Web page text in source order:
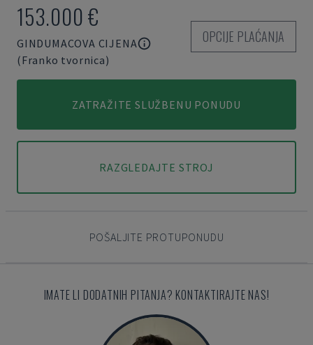
153.000 €
GINDUMACOVA CIJENA
(Franko tvornica)
OPCIJE PLAĆANJA
ZATRAŽITE SLUŽBENU PONUDU
RAZGLEDAJTE STROJ
POŠALJITE PROTUPONUDU
IMATE LI DODATNIH PITANJA? KONTAKTIRAJTE NAS!